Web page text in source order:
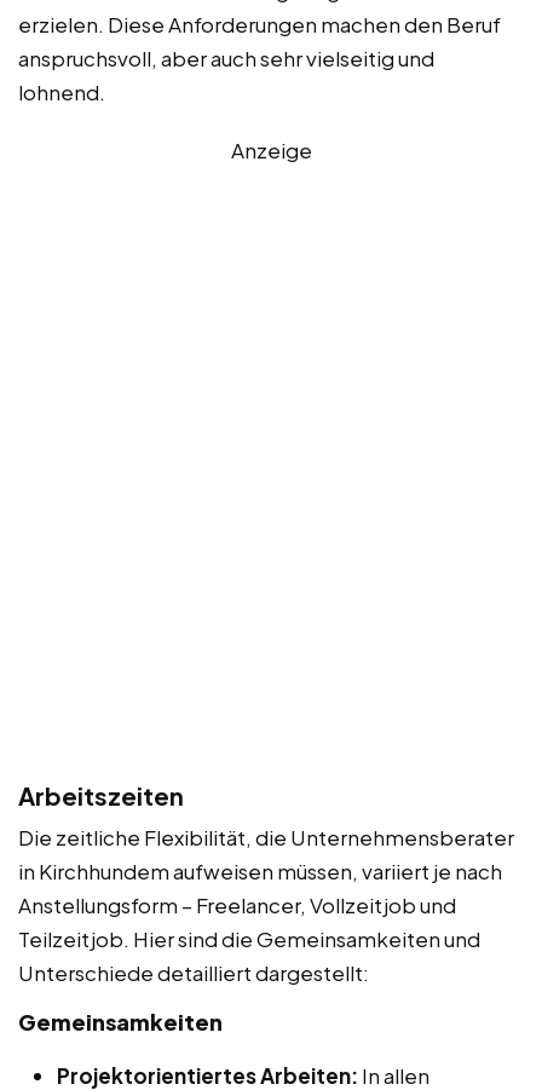
erzielen. Diese Anforderungen machen den Beruf
anspruchsvoll, aber auch sehr vielseitig und
lohnend.
Anzeige
Arbeitszeiten
Die zeitliche Flexibilität, die Unternehmensberater
in Kirchhundem aufweisen müssen, variiert je nach
Anstellungsform – Freelancer, Vollzeitjob und
Teilzeitjob. Hier sind die Gemeinsamkeiten und
Unterschiede detailliert dargestellt:
Gemeinsamkeiten
Projektorientiertes Arbeiten: In allen